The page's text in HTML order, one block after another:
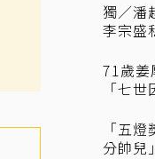
獨／潘
李宗盛
71歲
「七
「五
分帥兒